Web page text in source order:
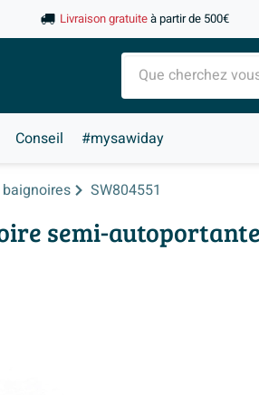
Livraison gratuiteà partir de 500€
Conseil #mysawiday
SW804551
semi-